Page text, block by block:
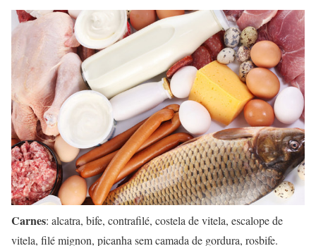
Carnes: alcatra, bife, contrafilé, costela de vitela, escalope de
vitela, filé mignon, picanha sem camada de gordura, rosbife.